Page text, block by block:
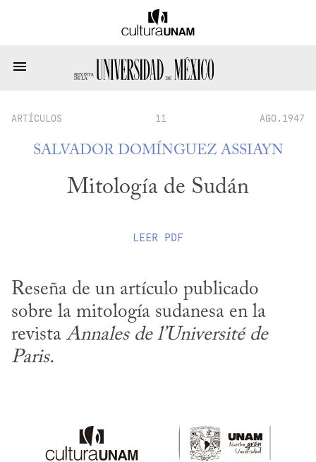
ARTÍCULOS 11 AGO.1947
SALVADOR DOMÍNGUEZ ASSIAYN
Mitología de Sudán
LEER PDF
Reseña de un artículo publicado
sobre la mitología sudanesa en la
revista Annales de l’Université de
Paris.